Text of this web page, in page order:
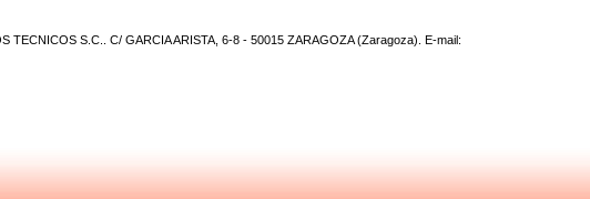
S.C.. C/ GARCIA ARISTA, 6-8 - 50015 ZARAGOZA (Zaragoza). E-mail: